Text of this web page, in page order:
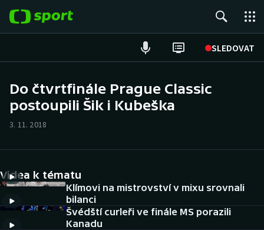
SLEDOVAT
Hokej
Cyklistika
DALŠÍ SPORTY
Do čtvrtfinále Prague Classic
postoupili Šik i Kubeška
3. 11. 2018
Videa k tématu
Klímovi na mistrovství v mixu srovnali
bilanci
Švédští curleři ve finále MS porazili
Kanadu